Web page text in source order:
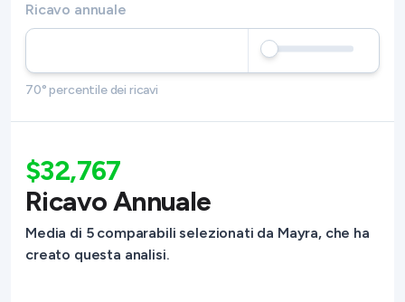
Ricavo annuale
70° percentile dei ricavi
$32,767
Ricavo Annuale
Media di 5 comparabili selezionati da Mayra, che ha
creato questa analisi.